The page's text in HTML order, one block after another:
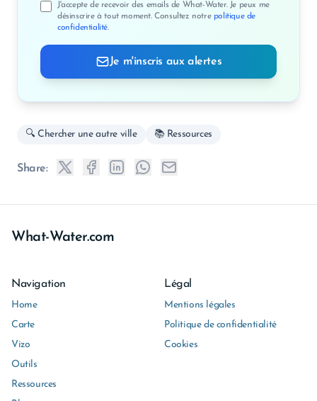
J'accepte de recevoir des emails de What-Water. Je peux me
désinscrire à tout moment. Consultez notre politique de
confidentialité.
Je m'inscris aux alertes
🔍 Chercher une autre ville 📚 Ressources
Share:
What-Water.com
Navigation
Home
Carte
Vizo
Outils
Ressources
Légal
Mentions légales
Politique de confidentialité
Cookies